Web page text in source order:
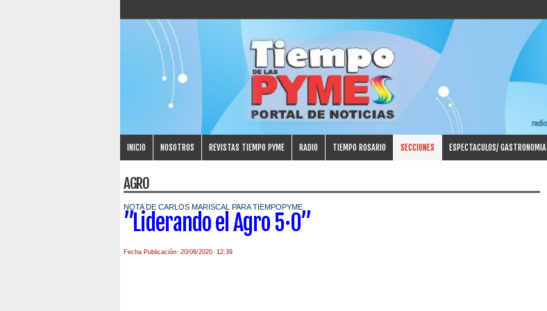
INICIO NOSOTROS REVISTAS TIEMPO PYME RADIO TIEMPO ROSARIO SECCIONES ESPECTACULOS/ GASTRONOMIA
AGRO
NOTA DE CARLOS MARISCAL PARA TIEMPOPYME
”Liderando el Agro 5·0”
Fecha Publicación: 20/08/2020 12:39